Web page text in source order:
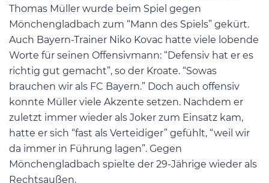
Thomas Müller wurde beim Spiel gegen
Mönchengladbach zum “Mann des Spiels” gekürt.
Auch Bayern-Trainer Niko Kovac hatte viele lobende
Worte für seinen Offensivmann: “Defensiv hat er es
richtig gut gemacht”, so der Kroate. “Sowas
brauchen wir als FC Bayern.” Doch auch offensiv
konnte Müller viele Akzente setzen. Nachdem er
zuletzt immer wieder als Joker zum Einsatz kam,
hatte er sich “fast als Verteidiger” gefühlt, “weil wir
da immer in Führung lagen”. Gegen
Mönchengladbach spielte der 29-Jährige wieder als
Rechtsaußen.